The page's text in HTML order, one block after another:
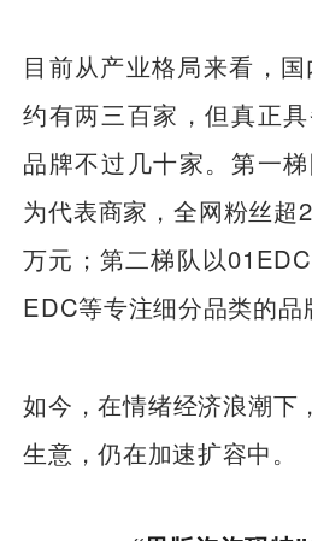
目前从产业格局来看，
约有两三百家，但真正
品牌不过几十家。第一
为代表商家，全网粉丝超
万元；第二梯队以
EDC等专注细分品类的品
如今，在情绪经济浪潮下
生意，仍在加速扩容中。